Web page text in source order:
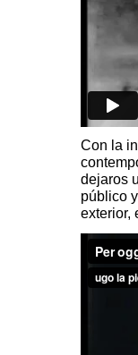
Con la
dejaros
público
exterior,